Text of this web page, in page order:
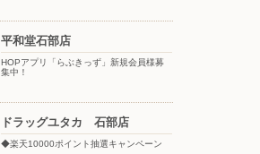
平和堂石部店
HOPアプリ「らぶきっず」新規会員様募
集中！
ドラッグユタカ 石部店
◆楽天10000ポイント抽選キャンペーン